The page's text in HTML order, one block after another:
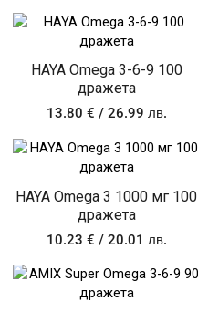
HAYA Omega 3-6-9 100
дражета
13.80 € / 26.99 лв.
HAYA Omega 3 1000 мг 100
дражета
10.23 € / 20.01 лв.